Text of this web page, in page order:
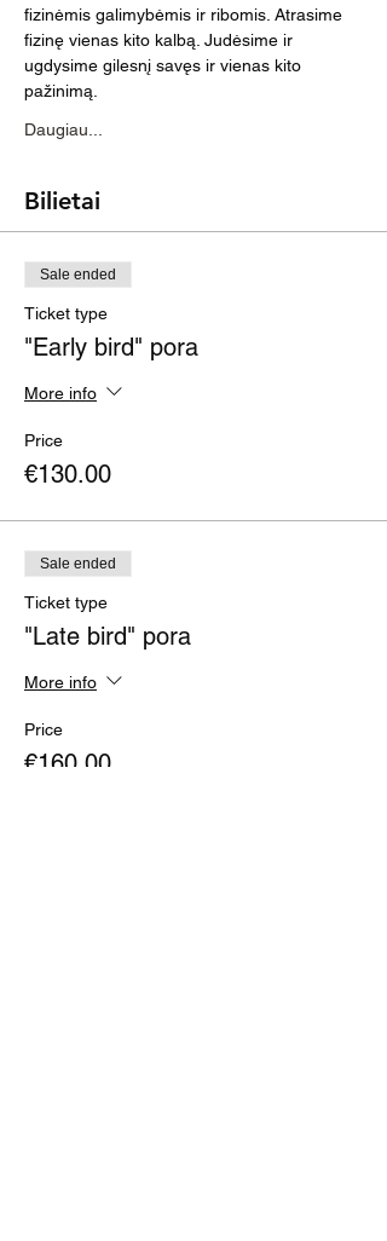
fizinėmis galimybėmis ir ribomis. Atrasime
fizinę vienas kito kalbą. Judėsime ir
ugdysime gilesnį savęs ir vienas kito
pažinimą.
Daugiau...
Bilietai
Sale ended
Ticket type
"Early bird" pora
More info
Price
€130.00
Sale ended
Ticket type
"Late bird" pora
More info
Price
€160.00